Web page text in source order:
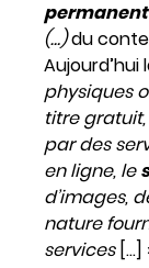
permanent
(…)du
Aujourd’hui
physiques
titre
par des
en ligne, le
d’images,
nature
services[…]